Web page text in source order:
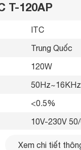
T-120AP
ITC
Trung Quốc
120W
<0.5%
10V-230V
483 x 303 x
Xem chi tiết